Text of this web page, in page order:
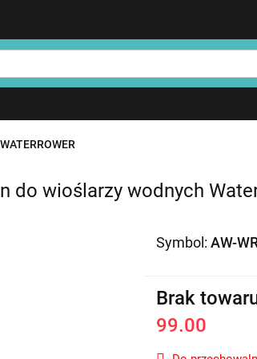
klienta
Strefa treningowa NOHRD
do wioślarzy wodnych
Symbol: AW-
Brak
99.00